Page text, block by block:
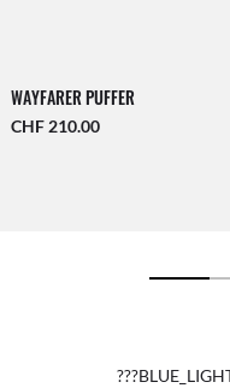
WAYFARER PUFFER
CHF 210.00